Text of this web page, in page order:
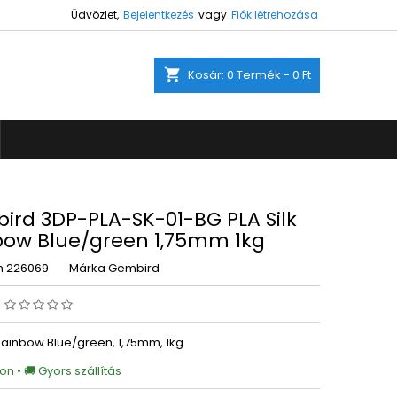
Üdvözlet, Bejelentkezés vagy Fiók létrehozása
shopping_cart Kosár: 0 Termék - 0 Ft
3DP-PLA-SK-01-BG PLA Silk
Blue/green 1,75mm 1kg
226069 Márka Gembird
Blue/green, 1,75mm, 1kg
• 🚚 Gyors szállítás